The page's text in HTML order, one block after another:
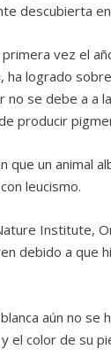
descubierta
vez el
logrado
se debe a a
producir
que un animal
leucismo.
Institute,
debido a que
aún no
el color de su